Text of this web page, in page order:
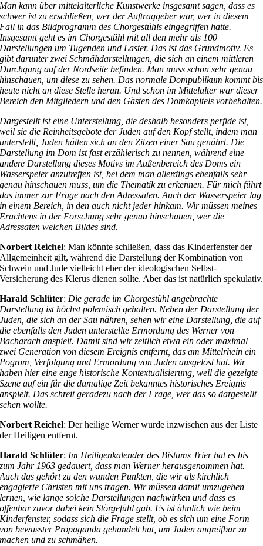
Man kann über mittelalterliche Kunstwerke insgesamt sagen, dass es
schwer ist zu erschließen, wer der Auftraggeber war, wer in diesem
Fall in das Bildprogramm des Chorgestühls eingegriffen hatte.
Insgesamt geht es im Chorgestühl mit all den mehr als 100
Darstellungen um Tugenden und Laster. Das ist das Grundmotiv. Es
gibt darunter zwei Schmähdarstellungen, die sich an einem mittleren
Durchgang auf der Nordseite befinden. Man muss schon sehr genau
hinschauen, um diese zu sehen. Das normale Dompublikum kommt bis
heute nicht an diese Stelle heran. Und schon im Mittelalter war dieser
Bereich den Mitgliedern und den Gästen des Domkapitels vorbehalten.
Dargestellt ist eine Unterstellung, die deshalb besonders perfide ist,
weil sie die Reinheitsgebote der Juden auf den Kopf stellt, indem man
unterstellt, Juden hätten sich an den Zitzen einer Sau genährt. Die
Darstellung im Dom ist fast erzählerisch zu nennen, während eine
andere Darstellung dieses Motivs im Außenbereich des Doms ein
Wasserspeier anzutreffen ist, bei dem man allerdings ebenfalls sehr
genau hinschauen muss, um die Thematik zu erkennen. Für mich führt
das immer zur Frage nach den Adressaten. Auch der Wasserspeier lag
in einem Bereich, in den auch nicht jeder hinkam. Wir müssen meines
Erachtens in der Forschung sehr genau hinschauen, wer die
Adressaten welchen Bildes sind.
Norbert Reichel: Man könnte schließen, dass das Kinderfenster der
Allgemeinheit gilt, während die Darstellung der Kombination von
Schwein und Jude vielleicht eher der ideologischen Selbst-
Versicherung des Klerus dienen sollte. Aber das ist natürlich spekulativ.
Harald Schlüter: Die gerade im Chorgestühl angebrachte
Darstellung ist höchst polemisch gehalten. Neben der Darstellung der
Juden, die sich an der Sau nähren, sehen wir eine Darstellung, die auf
die ebenfalls den Juden unterstellte Ermordung des Werner von
Bacharach anspielt. Damit sind wir zeitlich etwa ein oder maximal
zwei Generation von diesem Ereignis entfernt, das am Mittelrhein ein
Pogrom, Verfolgung und Ermordung von Juden ausgelöst hat. Wir
haben hier eine enge historische Kontextualisierung, weil die gezeigte
Szene auf ein für die damalige Zeit bekanntes historisches Ereignis
anspielt. Das schreit geradezu nach der Frage, wer das so dargestellt
sehen wollte.
Norbert Reichel: Der heilige Werner wurde inzwischen aus der Liste
der Heiligen entfernt.
Harald Schlüter: Im Heiligenkalender des Bistums Trier hat es bis
zum Jahr 1963 gedauert, dass man Werner herausgenommen hat.
Auch das gehört zu den wunden Punkten, die wir als kirchlich
engagierte Christen mit uns tragen. Wir müssen damit umzugehen
lernen, wie lange solche Darstellungen nachwirken und dass es
offenbar zuvor dabei kein Störgefühl gab. Es ist ähnlich wie beim
Kinderfenster, sodass sich die Frage stellt, ob es sich um eine Form
von bewusster Propaganda gehandelt hat, um Juden angreifbar zu
machen und zu schmähen.